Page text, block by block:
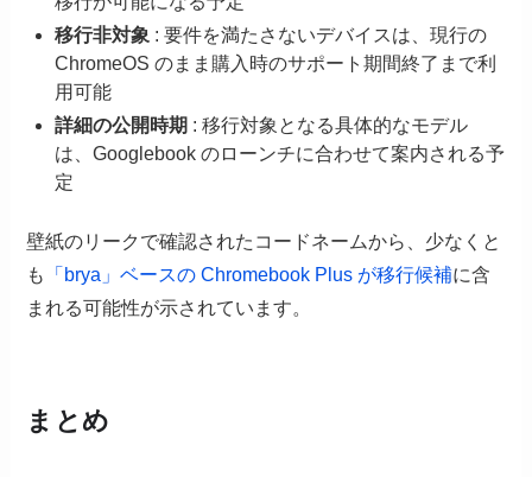
移行非対象 : 要件を満たさないデバイスは、現行の
ChromeOS のまま購入時のサポート期間終了まで利
用可能
詳細の公開時期 : 移行対象となる具体的なモデル
は、Googlebook のローンチに合わせて案内される予
定
壁紙のリークで確認されたコードネームから、少なくと
も
「brya」ベースの Chromebook Plus が移行候補に含
まれる可能性が示されています。
まとめ